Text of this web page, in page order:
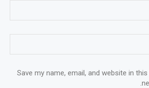
Save my name, email, and website in